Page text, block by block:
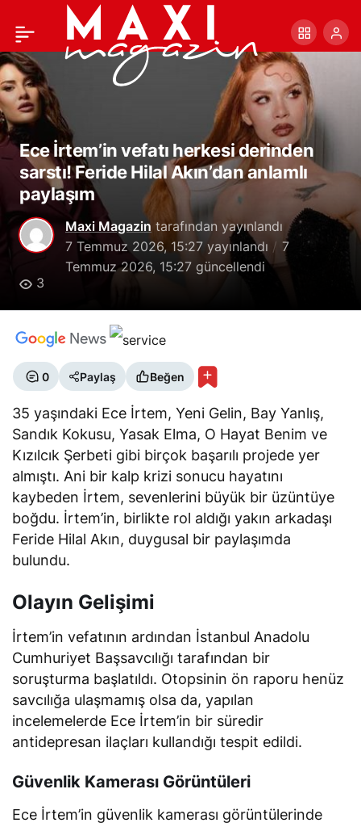
Ece İrtem’in vefatı herkesi derinden
sarstı! Feride Hilal Akın’dan anlamlı
paylaşım
Maxi Magazin tarafından yayınlandı
7 Temmuz 2026, 15:27 yayınlandı
7
Temmuz 2026, 15:27 güncellendi
3
0 Paylaş Beğen
35 yaşındaki Ece İrtem, Yeni Gelin, Bay Yanlış,
Sandık Kokusu, Yasak Elma, O Hayat Benim ve
Kızılcık Şerbeti gibi birçok başarılı projede yer
almıştı. Ani bir kalp krizi sonucu hayatını
kaybeden İrtem, sevenlerini büyük bir üzüntüye
boğdu. İrtem’in, birlikte rol aldığı yakın arkadaşı
Feride Hilal Akın, duygusal bir paylaşımda
bulundu.
Olayın Gelişimi
İrtem’in vefatının ardından İstanbul Anadolu
Cumhuriyet Başsavcılığı tarafından bir
soruşturma başlatıldı. Otopsinin ön raporu henüz
savcılığa ulaşmamış olsa da, yapılan
incelemelerde Ece İrtem’in bir süredir
antidepresan ilaçları kullandığı tespit edildi.
Güvenlik Kamerası Görüntüleri
Ece İrtem’in güvenlik kamerası görüntülerinde
Konserlerini iptal eden
Demet Akalın sağlık
durumu hakkında
konuştu
Paylaş